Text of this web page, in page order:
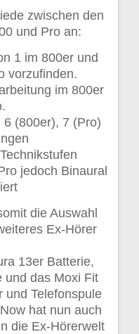
zwischen den
und Pro an:
1 im 800er und
vorzufinden.
im 800er
(800er), 7 (Pro)
jedoch Binaural
die Auswahl
Ex-Hörer
13er Batterie,
und das Moxi Fit
und Telefonspule
hat nun auch
die Ex-Hörerwelt